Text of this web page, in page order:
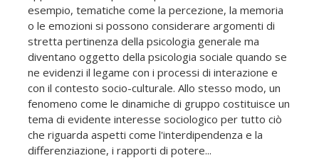
esempio, tematiche come la percezione, la memoria
o le emozioni si possono considerare argomenti di
stretta pertinenza della psicologia generale ma
diventano oggetto della psicologia sociale quando se
ne evidenzi il legame con i processi di interazione e
con il contesto socio-culturale. Allo stesso modo, un
fenomeno come le dinamiche di gruppo costituisce un
tema di evidente interesse sociologico per tutto ciò
che riguarda aspetti come l'interdipendenza e la
differenziazione, i rapporti di potere...